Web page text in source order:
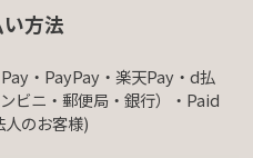
方法
・PayPay・楽天Pay・d払
ビニ・郵便局・銀行）・Paid
のお客様)